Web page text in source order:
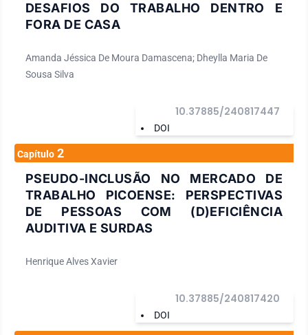
DESAFIOS DO TRABALHO DENTRO E
FORA DE CASA
Amanda Jéssica De Moura Damascena; Dheylla Maria De
Sousa Silva
DOI
10.37885/240817447
Capítulo 2
PSEUDO-INCLUSÃO NO MERCADO DE
TRABALHO PICOENSE: PERSPECTIVAS
DE PESSOAS COM (D)EFICIÊNCIA
AUDITIVA E SURDAS
Henrique Alves Xavier
DOI
10.37885/240817420